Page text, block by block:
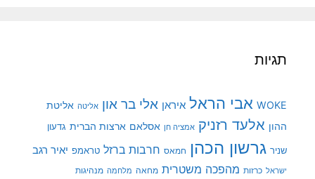
תגיות
WOKE אבי הראל איראן אלי בר און אליטה אליטת
ההון אלעד רזניק אמציה חן אסלאם ארצות הברית גדעון
שניר גרשון הכהן חמאס חרבות ברזל טראמפ יאיר רגב
ישראל כרזות מהפכה משטרית מחאה מלחמה מנהיגות